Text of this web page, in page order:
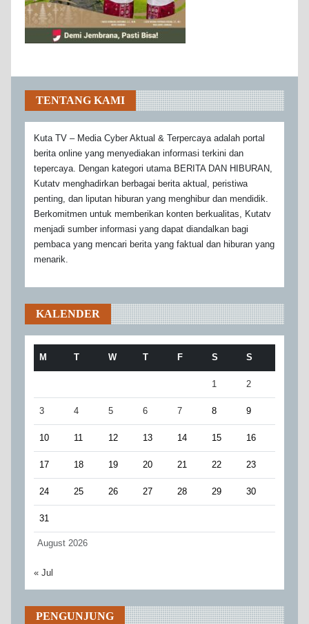
TENTANG KAMI
Kuta TV – Media Cyber Aktual & Terpercaya adalah portal
berita online yang menyediakan informasi terkini dan
tepercaya. Dengan kategori utama BERITA DAN HIBURAN,
Kutatv menghadirkan berbagai berita aktual, peristiwa
penting, dan liputan hiburan yang menghibur dan mendidik.
Berkomitmen untuk memberikan konten berkualitas, Kutatv
menjadi sumber informasi yang dapat diandalkan bagi
pembaca yang mencari berita yang faktual dan hiburan yang
menarik.
KALENDER
August 2026
M T W T F S S
1 2
3 4 5 6 7 8 9
10 11 12 13 14 15 16
17 18 19 20 21 22 23
24 25 26 27 28 29 30
31
« Jul
PENGUNJUNG